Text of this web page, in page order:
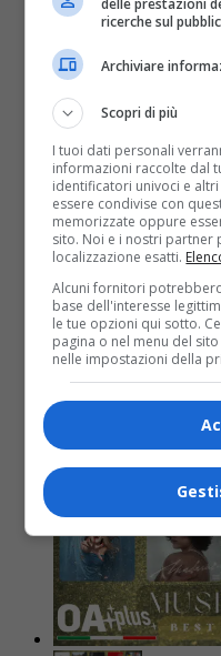
Classifiche5 anni fa
OA PLUS
sono i “Migliori
Vincono i
Per gli OA PLUS
miglior musica del
Success”, ovvero
ricerche sul
Archiviare
Scopri di più
I tuoi dati personali
informazioni raccolte dal
identificatori univoci e
essere condivise con
memorizzate oppure
sito. Noi e i nostri
localizzazione esatti.
Alcuni fornitori
base dell'interesse
le tue opzioni qui sotto.
pagina o nel menu del
nelle impostazioni della